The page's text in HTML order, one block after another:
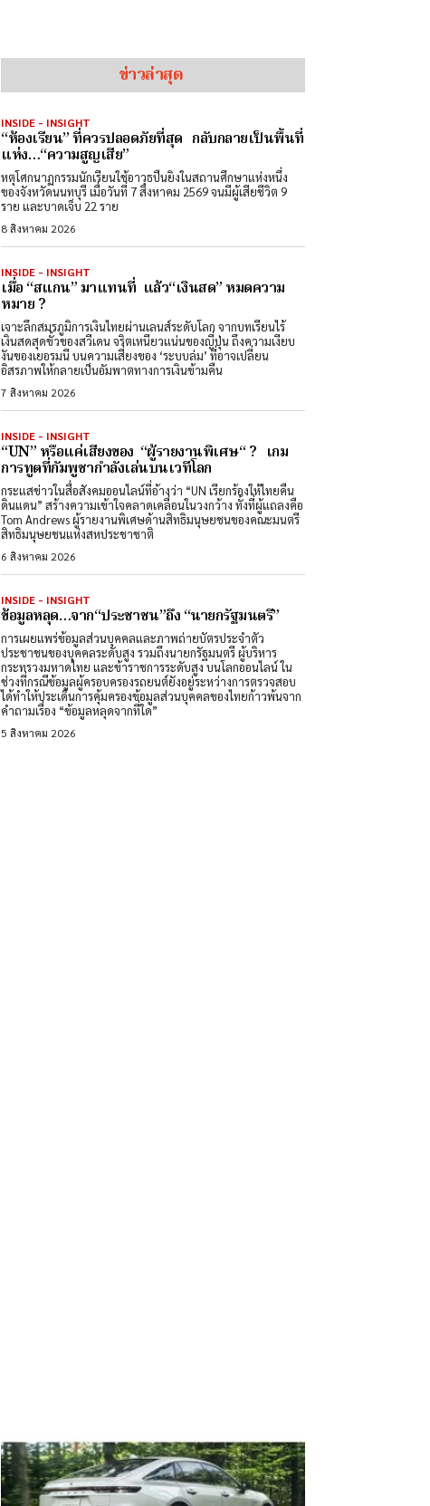
ข่าวล่าสุด
INSIDE - INSIGHT
“ห้องเรียน” ที่ควรปลอดภัยที่สุด กลับกลายเป็นพื้นที่
แห่ง…“ความสูญเสีย”
หตุโศกนาฏกรรมนักเรียนใช้อาวุธปืนยิงในสถานศึกษาแห่งหนึ่ง
ของจังหวัดนนทบุรี เมื่อวันที่ 7 สิงหาคม 2569 จนมีผู้เสียชีวิต 9
ราย และบาดเจ็บ 22 ราย
8 สิงหาคม 2026
INSIDE - INSIGHT
เมื่อ “สแกน” มาแทนที่ แล้ว“เงินสด” หมดความ
หมาย ?
เจาะลึกสมรภูมิการเงินไทยผ่านเลนส์ระดับโลก จากบทเรียนไร้
เงินสดสุดขั้วของสวีเดน จริตเหนียวแน่นของญี่ปุ่น ถึงความเงียบ
งันของเยอรมนี บนความเสี่ยงของ ‘ระบบล่ม’ ที่อาจเปลี่ยน
อิสรภาพให้กลายเป็นอัมพาตทางการเงินข้ามคืน
7 สิงหาคม 2026
INSIDE - INSIGHT
“UN” หรือแค่เสียงของ “ผู้รายงานพิเศษ“ ? เกม
การทูตที่กัมพูชากำลังเล่นบนเวทีโลก
กระแสข่าวในสื่อสังคมออนไลน์ที่อ้างว่า “UN เรียกร้องให้ไทยคืน
ดินแดน” สร้างความเข้าใจคลาดเคลื่อนในวงกว้าง ทั้งที่ผู้แถลงคือ
Tom Andrews ผู้รายงานพิเศษด้านสิทธิมนุษยชนของคณะมนตรี
สิทธิมนุษยชนแห่งสหประชาชาติ
6 สิงหาคม 2026
INSIDE - INSIGHT
ข้อมูลหลุด…จาก“ประชาชน”ถึง “นายกรัฐมนตรี”
การเผยแพร่ข้อมูลส่วนบุคคลและภาพถ่ายบัตรประจำตัว
ประชาชนของบุคคลระดับสูง รวมถึงนายกรัฐมนตรี ผู้บริหาร
กระทรวงมหาดไทย และข้าราชการระดับสูง บนโลกออนไลน์ ใน
ช่วงที่กรณีข้อมูลผู้ครอบครองรถยนต์ยังอยู่ระหว่างการตรวจสอบ
ได้ทำให้ประเด็นการคุ้มครองข้อมูลส่วนบุคคลของไทยก้าวพ้นจาก
คำถามเรื่อง “ข้อมูลหลุดจากที่ใด”
5 สิงหาคม 2026